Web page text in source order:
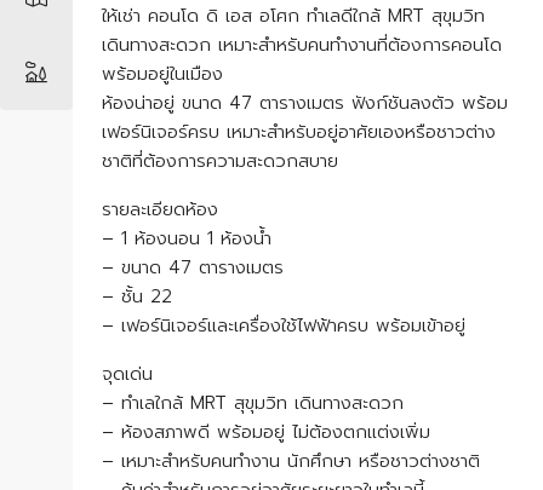
ให้เช่า คอนโด ดิ เอส อโศก ทำเลดีใกล้ MRT สุขุมวิท
เดินทางสะดวก เหมาะสำหรับคนทำงานที่ต้องการคอนโด
พร้อมอยู่ในเมือง
ห้องน่าอยู่ ขนาด 47 ตารางเมตร ฟังก์ชันลงตัว พร้อม
เฟอร์นิเจอร์ครบ เหมาะสำหรับอยู่อาศัยเองหรือชาวต่าง
ชาติที่ต้องการความสะดวกสบาย
รายละเอียดห้อง
– 1 ห้องนอน 1 ห้องน้ำ
– ขนาด 47 ตารางเมตร
– ชั้น 22
– เฟอร์นิเจอร์และเครื่องใช้ไฟฟ้าครบ พร้อมเข้าอยู่
จุดเด่น
– ทำเลใกล้ MRT สุขุมวิท เดินทางสะดวก
– ห้องสภาพดี พร้อมอยู่ ไม่ต้องตกแต่งเพิ่ม
– เหมาะสำหรับคนทำงาน นักศึกษา หรือชาวต่างชาติ